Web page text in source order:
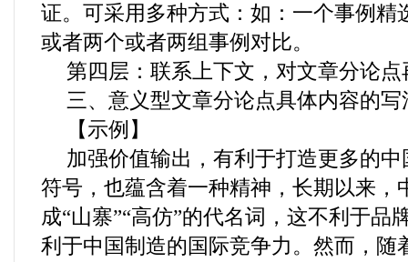
证。可采用多种方式：如：一个事例精
或者两个或者两组事例对比。
第四层：联系上下文，对文章分论
三、意义型文章分论点具体内容的写
【示例】
加强价值输出，有利于打造更多的
符号，也蕴含着一种精神，长期以来，
成“山寨”“高仿”的代名词，这不利于品
利于中国制造的国际竞争力。然而，随